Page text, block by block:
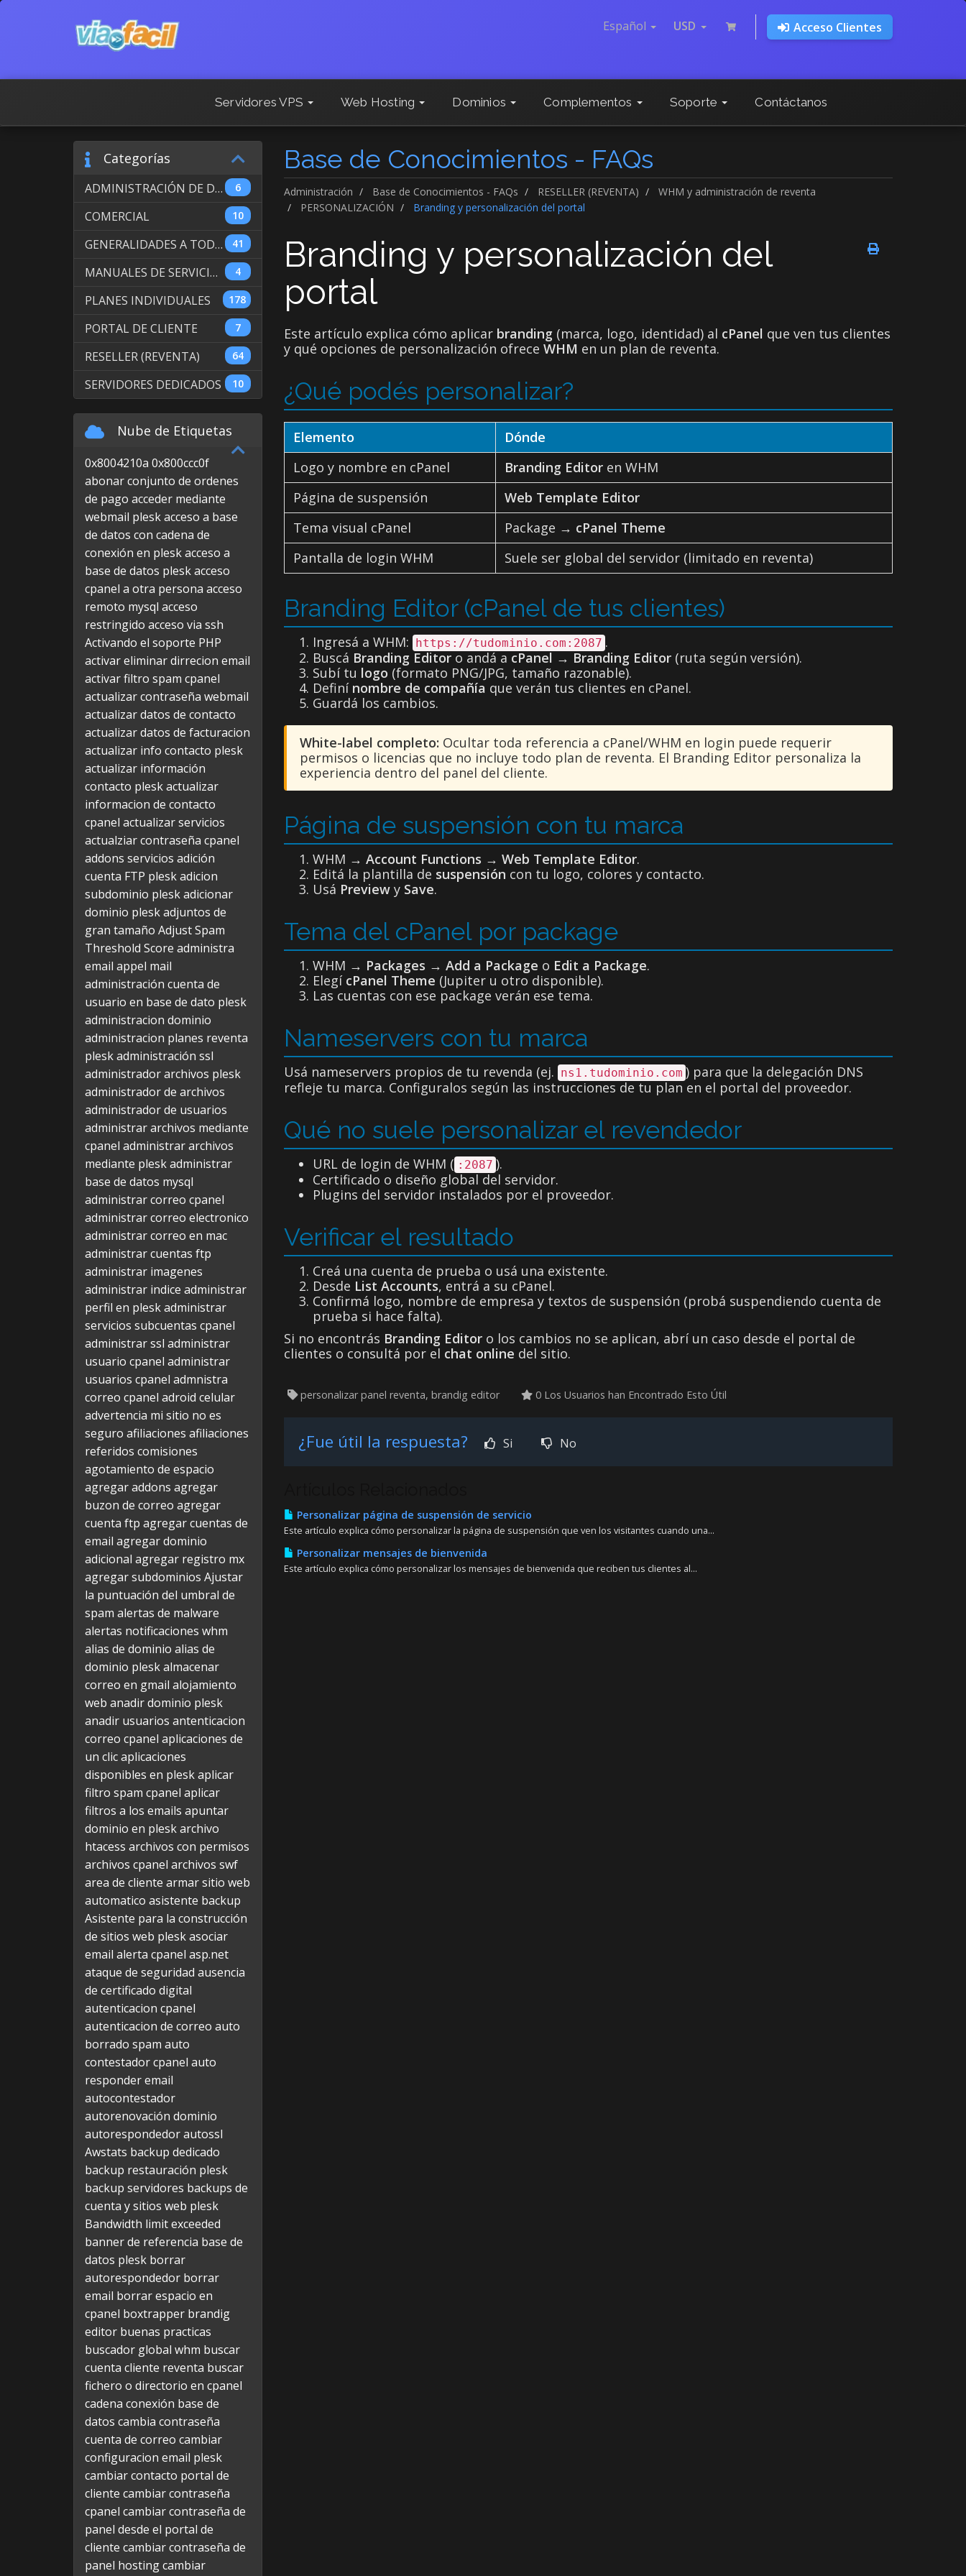
Español USD Acceso Clientes
Servidores VPS Web Hosting Dominios Complementos Soporte Contáctanos
Base de Conocimientos - FAQs
Administración Base de Conocimientos - FAQs RESELLER (REVENTA)
WHM y administración de reventa
PERSONALIZACIÓN
Branding y personalización del portal
Categorías
6
ADMINISTRACIÓN DE DOMINIOS INTERNACIONALES
10
COMERCIAL
41
GENERALIDADES A TODOS LOS SERVICIOS
4
MANUALES DE SERVICIO DE WEB HOSTING
178
PLANES INDIVIDUALES
7
PORTAL DE CLIENTE
64
RESELLER (REVENTA)
10
SERVIDORES DEDICADOS
Branding y personalización del
portal
Este artículo explica cómo aplicar branding(marca, logo, identidad) al cPanel que ven tus clientes
y qué opciones de personalización ofrece WHM en un plan de reventa.
¿Qué podés personalizar?
Elemento
Dónde
Logo y nombre en cPanel
Branding Editoren WHM
Página de suspensión
Web Template Editor
Tema visual cPanel
Package → cPanel Theme
Pantalla de login WHM
Suele ser global del servidor (limitado en reventa)
Branding Editor (cPanel de tus clientes)
Ingresá a WHM: https://tudominio.com:2087 .
Buscá Branding Editoro andá a cPanel → Branding Editor(ruta según versión).
Subí tu logo (formato PNG/JPG, tamaño razonable).
Definí nombre de compañía que verán tus clientes en cPanel.
Guardá los cambios.
White-label completo: Ocultar toda referencia a cPanel/WHM en login puede requerir
permisos o licencias que no incluye todo plan de reventa. El Branding Editor personaliza la
experiencia dentro del panel del cliente.
Página de suspensión con tu marca
WHM → Account Functions → Web Template Editor.
Editá la plantilla de suspensión con tu logo, colores y contacto.
Usá Previewy Save.
Tema del cPanel por package
WHM → Packages → Add a Package o Edit a Package.
Elegí cPanel Theme (Jupiter u otro disponible).
Las cuentas con ese package verán ese tema.
Nameservers con tu marca
Usá nameservers propios de tu revenda (ej. ns1.tudominio.com ) para que la delegación DNS
refleje tu marca. Configuralos según las instrucciones de tu plan en el portal del proveedor.
Qué no suele personalizar el revendedor
URL de login de WHM ( :2087 ).
Certificado o diseño global del servidor.
Plugins del servidor instalados por el proveedor.
Verificar el resultado
Creá una cuenta de prueba o usá una existente.
Desde List Accounts, entrá a su cPanel.
Confirmá logo, nombre de empresa y textos de suspensión (probá suspendiendo cuenta de
prueba si hace falta).
Si no encontrás Branding Editoro los cambios no se aplican, abrí un caso desde el portal de
clientes o consultá por el chat online del sitio.
personalizar panel reventa, brandig editor 0 Los Usuarios han Encontrado Esto Útil
¿Fue útil la respuesta? Si No
Personalizar página de suspensión de servicio
Este artículo explica cómo personalizar la página de suspensión que ven los visitantes cuando una...
Personalizar mensajes de bienvenida
Este artículo explica cómo personalizar los mensajes de bienvenida que reciben tus clientes al...
Nube de Etiquetas
0x8004210a 0x800ccc0f
abonar conjunto de ordenes
de pago acceder mediante
webmail pleskacceso a base
de datos con cadena de
conexión en pleskacceso a
base de datos pleskacceso
cpanel a otra persona acceso
remoto mysql acceso
restringido acceso via ssh
Activando el soporte PHP
activar eliminar dirrecion email
activar filtro spam cpanel
actualizar contraseña webmail
actualizar datos de contacto
actualizar datos de facturacion
actualizar info contacto plesk
actualizar información
contacto pleskactualizar
informacion de contacto
cpanel actualizar servicios
actualziar contraseña cpanel
addons servicios adición
cuenta FTP pleskadicion
subdominio pleskadicionar
dominio pleskadjuntos de
gran tamaño Adjust Spam
Threshold Score administra
email appel mail
administración cuenta de
usuario en base de dato plesk
administracion dominio
administracion planes reventa
pleskadministración ssl
administrador archivos plesk
administrador de archivos
administrador de usuarios
administrar archivos mediante
cpanel administrar archivos
mediante pleskadministrar
base de datos mysql
administrar correo cpanel
administrar correo electronico
administrar correo en mac
administrar cuentas ftp
administrar imagenes
administrar indice administrar
perfil en pleskadministrar
servicios subcuentas cpanel
administrar ssl administrar
usuario cpanel administrar
usuarios cpanel admnistra
correo cpanel adroid celular
advertencia mi sitio no es
seguro afiliaciones afiliaciones
referidos comisiones
agotamiento de espacio
agregar addons agregar
buzon de correo agregar
cuenta ftp agregar cuentas de
email agregar dominio
adicional agregar registro mx
agregar subdominios Ajustar
la puntuación del umbral de
spam alertas de malware
alertas notificaciones whm
alias de dominio alias de
dominio pleskalmacenar
correo en gmail alojamiento
web anadir dominio plesk
anadir usuarios antenticacion
correo cpanel aplicaciones de
un clicaplicaciones
disponibles en pleskaplicar
filtro spam cpanel aplicar
filtros a los emails apuntar
dominio en pleskarchivo
htacess archivos con permisos
archivos cpanel archivos swf
area de cliente armar sitio web
automatico asistente backup
Asistente para la construcción
de sitios web pleskasociar
email alerta cpanel asp.net
ataque de seguridad ausencia
de certificado digital
autenticacion cpanel
autenticacion de correo auto
borrado spam auto
contestador cpanel auto
responder email
autocontestador
autorenovación dominio
autorespondedorautossl
Awstats backup dedicado
backup restauración plesk
backup servidores backups de
cuenta y sitios web plesk
Bandwidth limit exceeded
banner de referencia base de
datos plesk borrar
autorespondedor borrar
email borrar espacio en
cpanel boxtrapper brandig
editor buenas practicas
buscador global whm buscar
cuenta cliente reventa buscar
fichero o directorio en cpanel
cadena conexión base de
datos cambia contraseña
cuenta de correo cambiar
configuracion email plesk
cambiar contacto portal de
cliente cambiar contraseña
cpanel cambiar contraseña de
panel desde el portal de
cliente cambiar contraseña de
panel hostingcambiar